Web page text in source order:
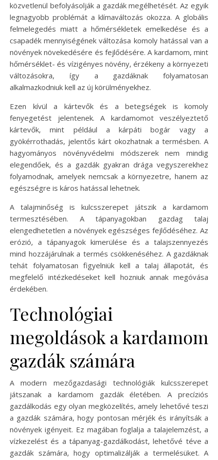
közvetlenül befolyásolják a gazdák megélhetését. Az egyik
legnagyobb problémát a klímaváltozás okozza. A globális
felmelegedés miatt a hőmérsékletek emelkedése és a
csapadék mennyiségének változása komoly hatással van a
növények növekedésére és fejlődésére. A kardamom, mint
hőmérséklet- és vízigényes növény, érzékeny a környezeti
változásokra, így a gazdáknak folyamatosan
alkalmazkodniuk kell az új körülményekhez.
Ezen kívül a kártevők és a betegségek is komoly
fenyegetést jelentenek. A kardamomot veszélyeztető
kártevők, mint például a kárpáti bogár vagy a
gyökérrothadás, jelentős kárt okozhatnak a termésben. A
hagyományos növényvédelmi módszerek nem mindig
elegendőek, és a gazdák gyakran drága vegyszerekhez
folyamodnak, amelyek nemcsak a környezetre, hanem az
egészségre is káros hatással lehetnek.
A talajminőség is kulcsszerepet játszik a kardamom
termesztésében. A tápanyagokban gazdag talaj
elengedhetetlen a növények egészséges fejlődéséhez. Az
erózió, a tápanyagok kimerülése és a talajszennyezés
mind hozzájárulnak a termés csökkenéséhez. A gazdáknak
tehát folyamatosan figyelniük kell a talaj állapotát, és
megfelelő intézkedéseket kell hozniuk annak megóvása
érdekében.
Technológiai
megoldások a kardamom
gazdák számára
A modern mezőgazdasági technológiák kulcsszerepet
játszanak a kardamom gazdák életében. A precíziós
gazdálkodás egy olyan megközelítés, amely lehetővé teszi
a gazdák számára, hogy pontosan mérjék és irányítsák a
növények igényeit. Ez magában foglalja a talajelemzést, a
vízkezelést és a tápanyag-gazdálkodást, lehetővé téve a
gazdák számára, hogy optimalizálják a termelésüket. A